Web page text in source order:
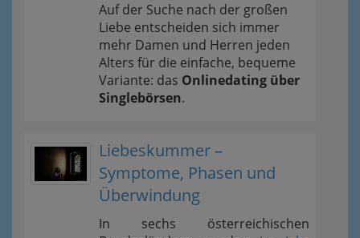
Auf der Suche nach der großen
Liebe entscheiden sich immer
mehr Damen und Herren jeden
Alters für die einfache, bequeme
Variante: das Onlinedating über
Singlebörsen.
Liebeskummer –
Symptome, Phasen und
Überwindung
In sechs österreichischen